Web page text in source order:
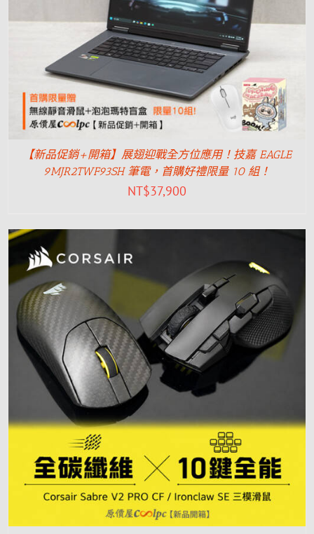
【新品促銷+開箱】展翅迎戰全方位應用！技嘉 EAGLE
9MJR2TWF93SH 筆電，首購好禮限量 10 組！
NT$37,900